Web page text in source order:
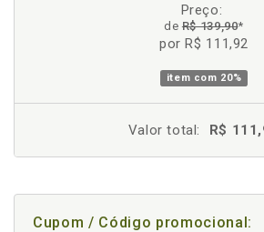
Preço:
deR$ 139,90*
por R$ 111,92
item com 20%
Valor total: R$
Cupom / Código promocional: